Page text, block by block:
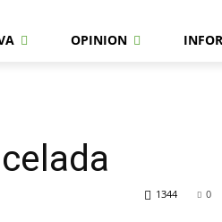
OPINION
0
1344